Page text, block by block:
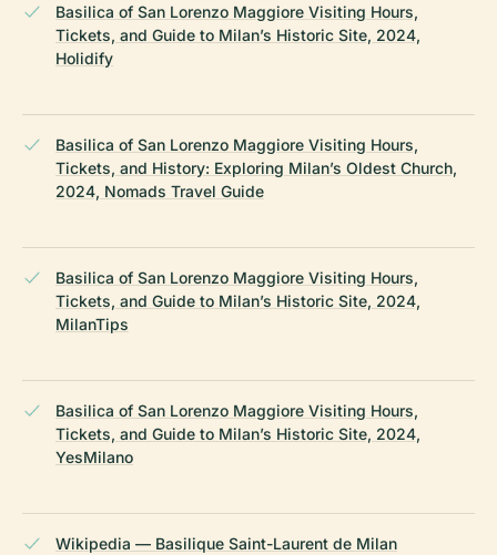
Basilica of San Lorenzo Maggiore Visiting Hours,
Tickets, and Guide to Milan’s Historic Site, 2024,
Holidify
Basilica of San Lorenzo Maggiore Visiting Hours,
Tickets, and History: Exploring Milan’s Oldest Church,
2024, Nomads Travel Guide
Basilica of San Lorenzo Maggiore Visiting Hours,
Tickets, and Guide to Milan’s Historic Site, 2024,
MilanTips
Basilica of San Lorenzo Maggiore Visiting Hours,
Tickets, and Guide to Milan’s Historic Site, 2024,
YesMilano
Wikipedia — Basilique Saint-Laurent de Milan